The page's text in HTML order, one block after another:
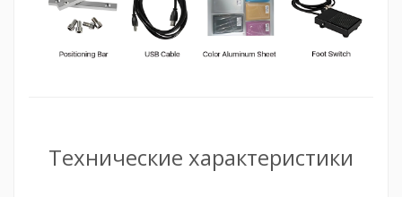
Технические характеристики